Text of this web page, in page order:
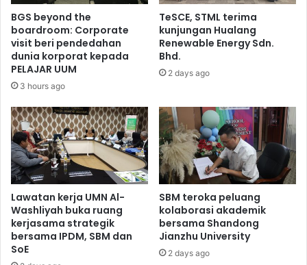
BGS beyond the
boardroom: Corporate
visit beri pendedahan
dunia korporat kepada
PELAJAR UUM
3 hours ago
TeSCE, STML terima
kunjungan Hualang
Renewable Energy Sdn.
Bhd.
2 days ago
Lawatan kerja UMN Al-
Washliyah buka ruang
kerjasama strategik
bersama IPDM, SBM dan
SoE
SBM teroka peluang
kolaborasi akademik
bersama Shandong
Jianzhu University
2 days ago